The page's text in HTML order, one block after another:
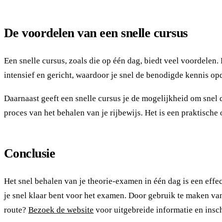
De voordelen van een snelle cursus
Een snelle cursus, zoals die op één dag, biedt veel
intensief en gericht, waardoor je snel de benodigde kennis
Daarnaast geeft een snelle cursus je de mogelijkheid om
proces van het behalen van je rijbewijs. Het is een
Conclusie
Het snel behalen van je theorie-examen in één dag is een
je snel klaar bent voor het examen. Door gebruik te maken
route? Bezoek de website voor uitgebreide informatie en